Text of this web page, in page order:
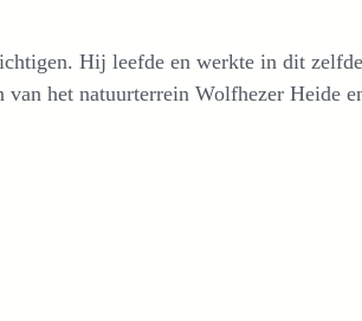
Hij leefde en werkte in dit zelfde
het natuurterrein Wolfhezer Heide